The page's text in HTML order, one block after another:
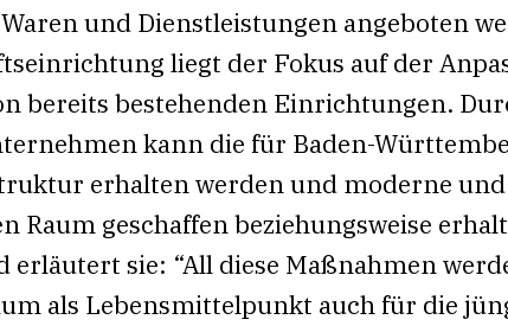
und Dienstleistungen angeboten
liegt der Fokus auf der
bereits bestehenden Einrichtungen.
kann die für Baden-
erhalten werden und moderne
Raum geschaffen beziehungsweise
erläutert sie: “All diese Maßnahmen
als Lebensmittelpunkt auch für die